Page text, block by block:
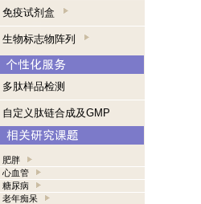
免疫试剂盒
生物标志物阵列
多肽样品检测
自定义肽链合成及GMP
肥胖
心血管
糖尿病
老年痴呆